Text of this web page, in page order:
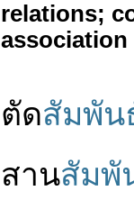
relations;
association
ตัดสัมพัน
สานสัมพั